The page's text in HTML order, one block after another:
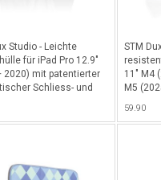
Studio - Leichte
für iPad Pro 12.9"
2020) mit patentierter
Schliess- und
STM
11" M4
M5
59.90